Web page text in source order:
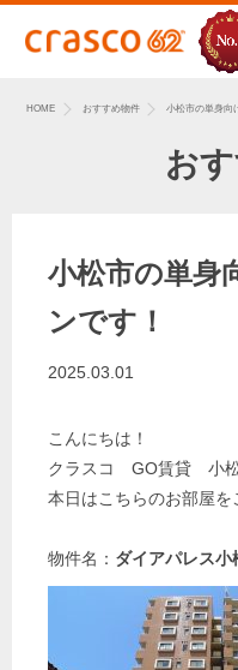
HOME おすすめ物件 小松市の単身向
お
小松市の単身
ンです！
2025.03.01
こんにちは！
クラスコ GO賃貸 小松
本日はこちらのお部屋を
物件名： ダイアパレス小